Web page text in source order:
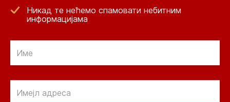
Никад те нећемо спамовати небитним
информацијама